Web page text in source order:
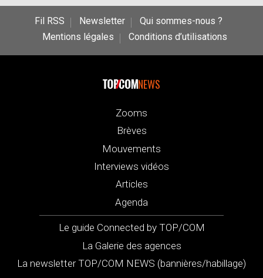
Fil RSS Newsletter
Qui sommes-nous ?
Mentions légales
Conditions d’utilisations
NEWS
Zooms
Brèves
Mouvements
Interviews vidéos
Articles
Agenda
Le guide Connected by TOP/COM
La Galerie des agences
La newsletter TOP/COM NEWS (bannières/habillage)